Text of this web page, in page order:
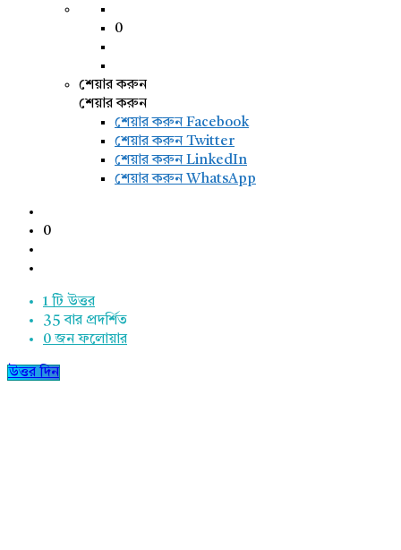
0
শেয়ার করুন
শেয়ার করুন
শেয়ার করুনFacebook
শেয়ার করুন Twitter
শেয়ার করুন LinkedIn
শেয়ার করুন WhatsApp
0
1 টি উত্তর
35বার প্রদর্শিত
0 জন ফলোয়ার
উত্তর দিন